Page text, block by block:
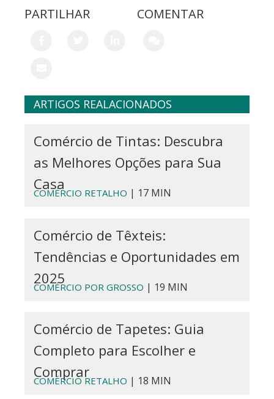
PARTILHAR COMENTAR
ARTIGOS REALACIONADOS
Comércio de Tintas: Descubra
as Melhores Opções para Sua
Casa
COMÉRCIO RETALHO | 17 MIN
Comércio de Têxteis:
Tendências e Oportunidades em
2025
COMÉRCIO POR GROSSO | 19 MIN
Comércio de Tapetes: Guia
Completo para Escolher e
Comprar
COMÉRCIO RETALHO | 18 MIN